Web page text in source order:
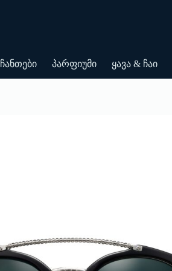
ჩანთები პარფიუმი ყავა & ჩაი